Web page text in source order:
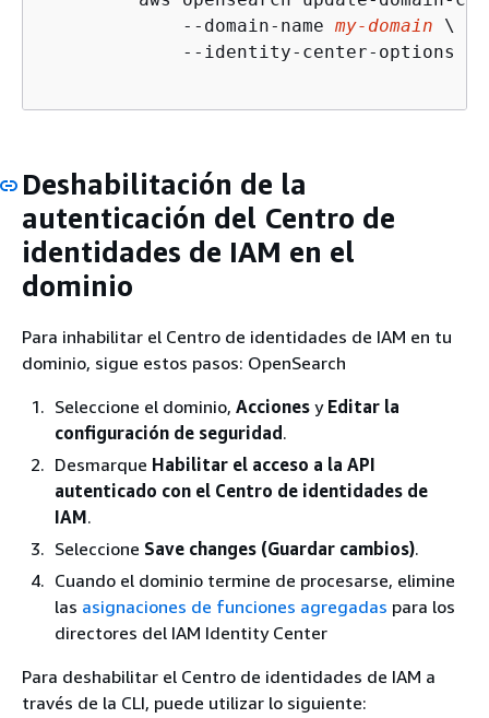
	     --domain-name
my-domain \
	     --identity-center-options
Deshabilitación de la
autenticación del Centro de
identidades de IAM en el
dominio
Para inhabilitar el Centro de identidades de IAM en tu
dominio, sigue estos pasos: OpenSearch
Seleccione el dominio, Acciones y Editar la
configuración de seguridad .
Desmarque Habilitar el acceso a la API
autenticado con el Centro de identidades de
IAM.
Seleccione Save changes (Guardar cambios).
Cuando el dominio termine de procesarse, elimine
las asignaciones de funciones agregadas para los
directores del IAM Identity Center
Para deshabilitar el Centro de identidades de IAM a
través de la CLI, puede utilizar lo siguiente: